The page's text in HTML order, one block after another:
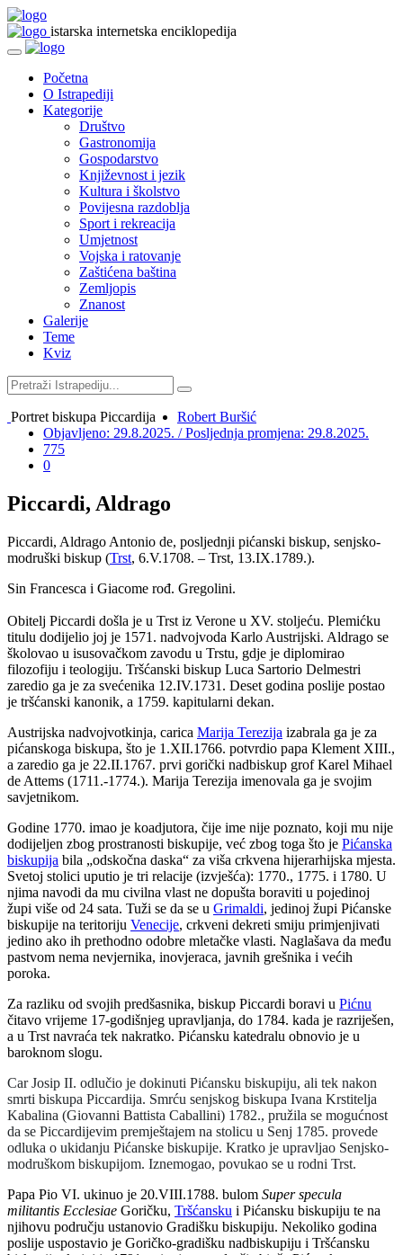
istarska internetska enciklopedija
Početna
O Istrapediji
Kategorije
Društvo
Gastronomija
Gospodarstvo
Književnost i jezik
Kultura i školstvo
Povijesna razdoblja
Sport i rekreacija
Umjetnost
Vojska i ratovanje
Zaštićena baština
Zemljopis
Znanost
Galerije
Teme
Kviz
Portret biskupa Piccardija
Robert Buršić
Objavljeno: 29.8.2025. / Posljednja promjena: 29.8.2025.
775
0
Piccardi, Aldrago
Piccardi, Aldrago Antonio de, posljednji pićanski biskup, senjsko-
modruški biskup (Trst, 6.V.1708. – Trst, 13.IX.1789.).
Sin Francesca i Giacome rođ. Gregolini.
Obitelj Piccardi došla je u Trst iz Verone u XV. stoljeću. Plemićku
titulu dodijelio joj je 1571. nadvojvoda Karlo Austrijski. Aldrago se
školovao u isusovačkom zavodu u Trstu, gdje je diplomirao
filozofiju i teologiju. Tršćanski biskup Luca Sartorio Delmestri
zaredio ga je za svećenika 12.IV.1731. Deset godina poslije postao
je tršćanski kanonik, a 1759. kapitularni dekan.
Austrijska nadvojvotkinja, carica Marija Terezija izabrala ga je za
pićanskoga biskupa, što je 1.XII.1766. potvrdio papa Klement XIII.,
a zaredio ga je 22.II.1767. prvi gorički nadbiskup grof Karel Mihael
de Attems (1711.-1774.). Marija Terezija imenovala ga je svojim
savjetnikom.
Godine 1770. imao je koadjutora, čije ime nije poznato, koji mu nije
dodijeljen zbog prostranosti biskupije, već zbog toga što je Pićanska
biskupija bila „odskočna daska“ za viša crkvena hijerarhijska mjesta.
Svetoj stolici uputio je tri relacije (izvješća): 1770., 1775. i 1780. U
njima navodi da mu civilna vlast ne dopušta boraviti u pojedinoj
župi više od 24 sata. Tuži se da se u Grimaldi, jedinoj župi Pićanske
biskupije na teritoriju Venecije, crkveni dekreti smiju primjenjivati
jedino ako ih prethodno odobre mletačke vlasti. Naglašava da među
pastvom nema nevjernika, inovjeraca, javnih grešnika i većih
poroka.
Za razliku od svojih predšasnika, biskup Piccardi boravi u Pićnu
čitavo vrijeme 17-godišnjeg upravljanja, do 1784. kada je razriješen,
a u Trst navraća tek nakratko. Pićansku katedralu obnovio je u
baroknom slogu.
Car Josip II. odlučio je dokinuti Pićansku biskupiju, ali tek nakon
smrti biskupa Piccardija. Smrću senjskog biskupa Ivana Krstitelja
Kabalina (Giovanni Battista Caballini) 1782., pružila se mogućnost
da se Piccardijevim premještajem na stolicu u Senj 1785. provede
odluka o ukidanju Pićanske biskupije. Kratko je upravljao Senjsko-
modruškom biskupijom. Iznemogao, povukao se u rodni Trst.
Papa Pio VI. ukinuo je 20.VIII.1788. bulom Super specula
militantis Ecclesiae Goričku, Tršćansku i Pićansku biskupiju te na
njihovu području ustanovio Gradišku biskupiju. Nekoliko godina
poslije uspostavio je Goričko-gradišku nadbiskupiju i Tršćansku